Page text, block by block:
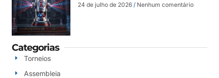
24 de julho de 2026 Nenhum comentário
Categorias
Torneios
Assembleia